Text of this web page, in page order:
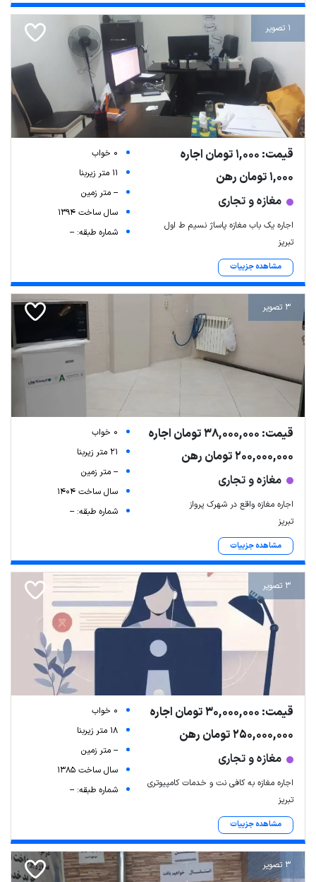
1 تصویر
قیمت: 1,000 تومان اجاره
1,000 تومان رهن
مغازه و تجاری
اجاره یک باب مغازه پاساژ نسیم ط اول
تبریز
مشاهده جزییات
0 خواب
11 متر زیربنا
-- متر زمین
سال ساخت 1394
شماره طبقه: --
3 تصویر
قیمت: 38,000,000 تومان اجاره
200,000,000 تومان رهن
مغازه و تجاری
اجاره مغازه واقع در شهرک پرواز
تبریز
مشاهده جزییات
0 خواب
21 متر زیربنا
-- متر زمین
سال ساخت 1404
شماره طبقه: --
3 تصویر
قیمت: 30,000,000 تومان اجاره
250,000,000 تومان رهن
مغازه و تجاری
اجاره مغازه به کافی نت و خدمات کامپیوتری
تبریز
مشاهده جزییات
0 خواب
18 متر زیربنا
-- متر زمین
سال ساخت 1385
شماره طبقه: --
3 تصویر